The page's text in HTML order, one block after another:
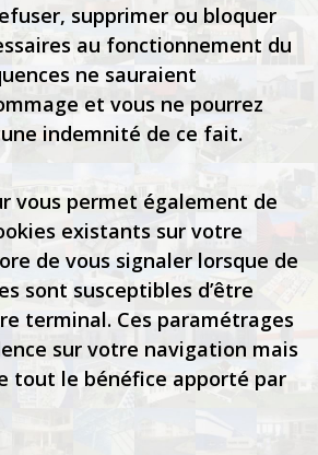
supprimer ou bloquer
au fonctionnement du
ne sauraient
et vous ne pourrez
indemnité de ce fait.
vous permet également de
existants sur votre
de vous signaler lorsque de
sont susceptibles d’être
terminal. Ces paramétrages
sur votre navigation mais
tout le bénéfice apporté par